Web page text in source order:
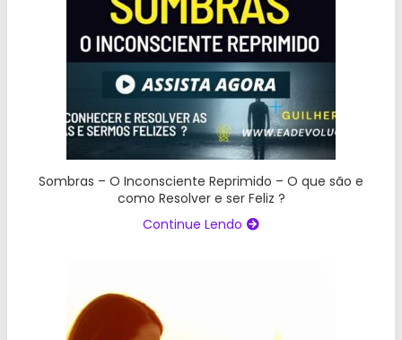
Sombras – O Inconsciente Reprimido – O que são e
como Resolver e ser Feliz ?
Continue Lendo